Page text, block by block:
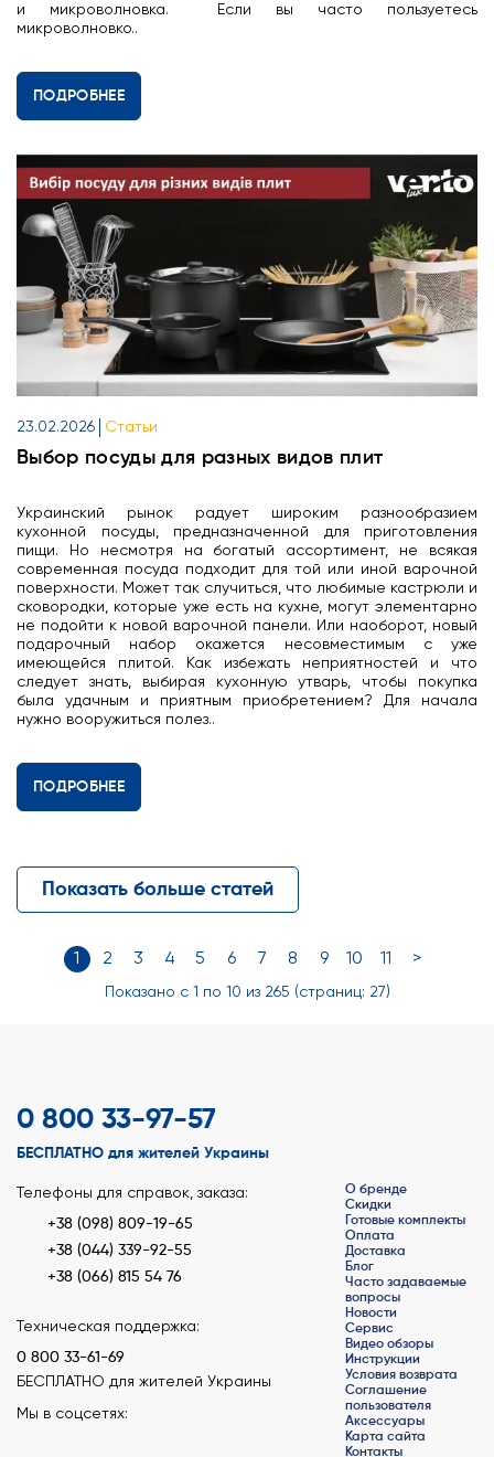
и микроволновка. Если вы часто пользуетесь
микроволновко..
ПОДРОБНЕЕ
23.02.2026 Статьи
Выбор посуды для разных видов плит
Украинский рынок радует широким разнообразием
кухонной посуды, предназначенной для приготовления
пищи. Но несмотря на богатый ассортимент, не всякая
современная посуда подходит для той или иной варочной
поверхности. Может так случиться, что любимые кастрюли и
сковородки, которые уже есть на кухне, могут элементарно
не подойти к новой варочной панели. Или наоборот, новый
подарочный набор окажется несовместимым с уже
имеющейся плитой. Как избежать неприятностей и что
следует знать, выбирая кухонную утварь, чтобы покупка
была удачным и приятным приобретением? Для начала
нужно вооружиться полез..
ПОДРОБНЕЕ
Показать больше статей
1 2 3 4 5 6 7 8 9 10 11 >
Показано с 1 по 10 из 265 (страниц: 27)
0 800 33-97-57
БЕСПЛАТНО для жителей Украины
Телефоны для справок, заказа:
+38 (098) 809-19-65
+38 (044) 339-92-55
+38 (066) 815 54 76
Техническая поддержка:
0 800 33-61-69
БЕСПЛАТНО для жителей Украины
Мы в соцсетях:
О бренде
Скидки
Готовые комплекты
Оплата
Доставка
Блог
Часто задаваемые
вопросы
Новости
Сервис
Видео обзоры
Инструкции
Условия возврата
Соглашение
пользователя
Аксессуары
Карта сайта
Контакты